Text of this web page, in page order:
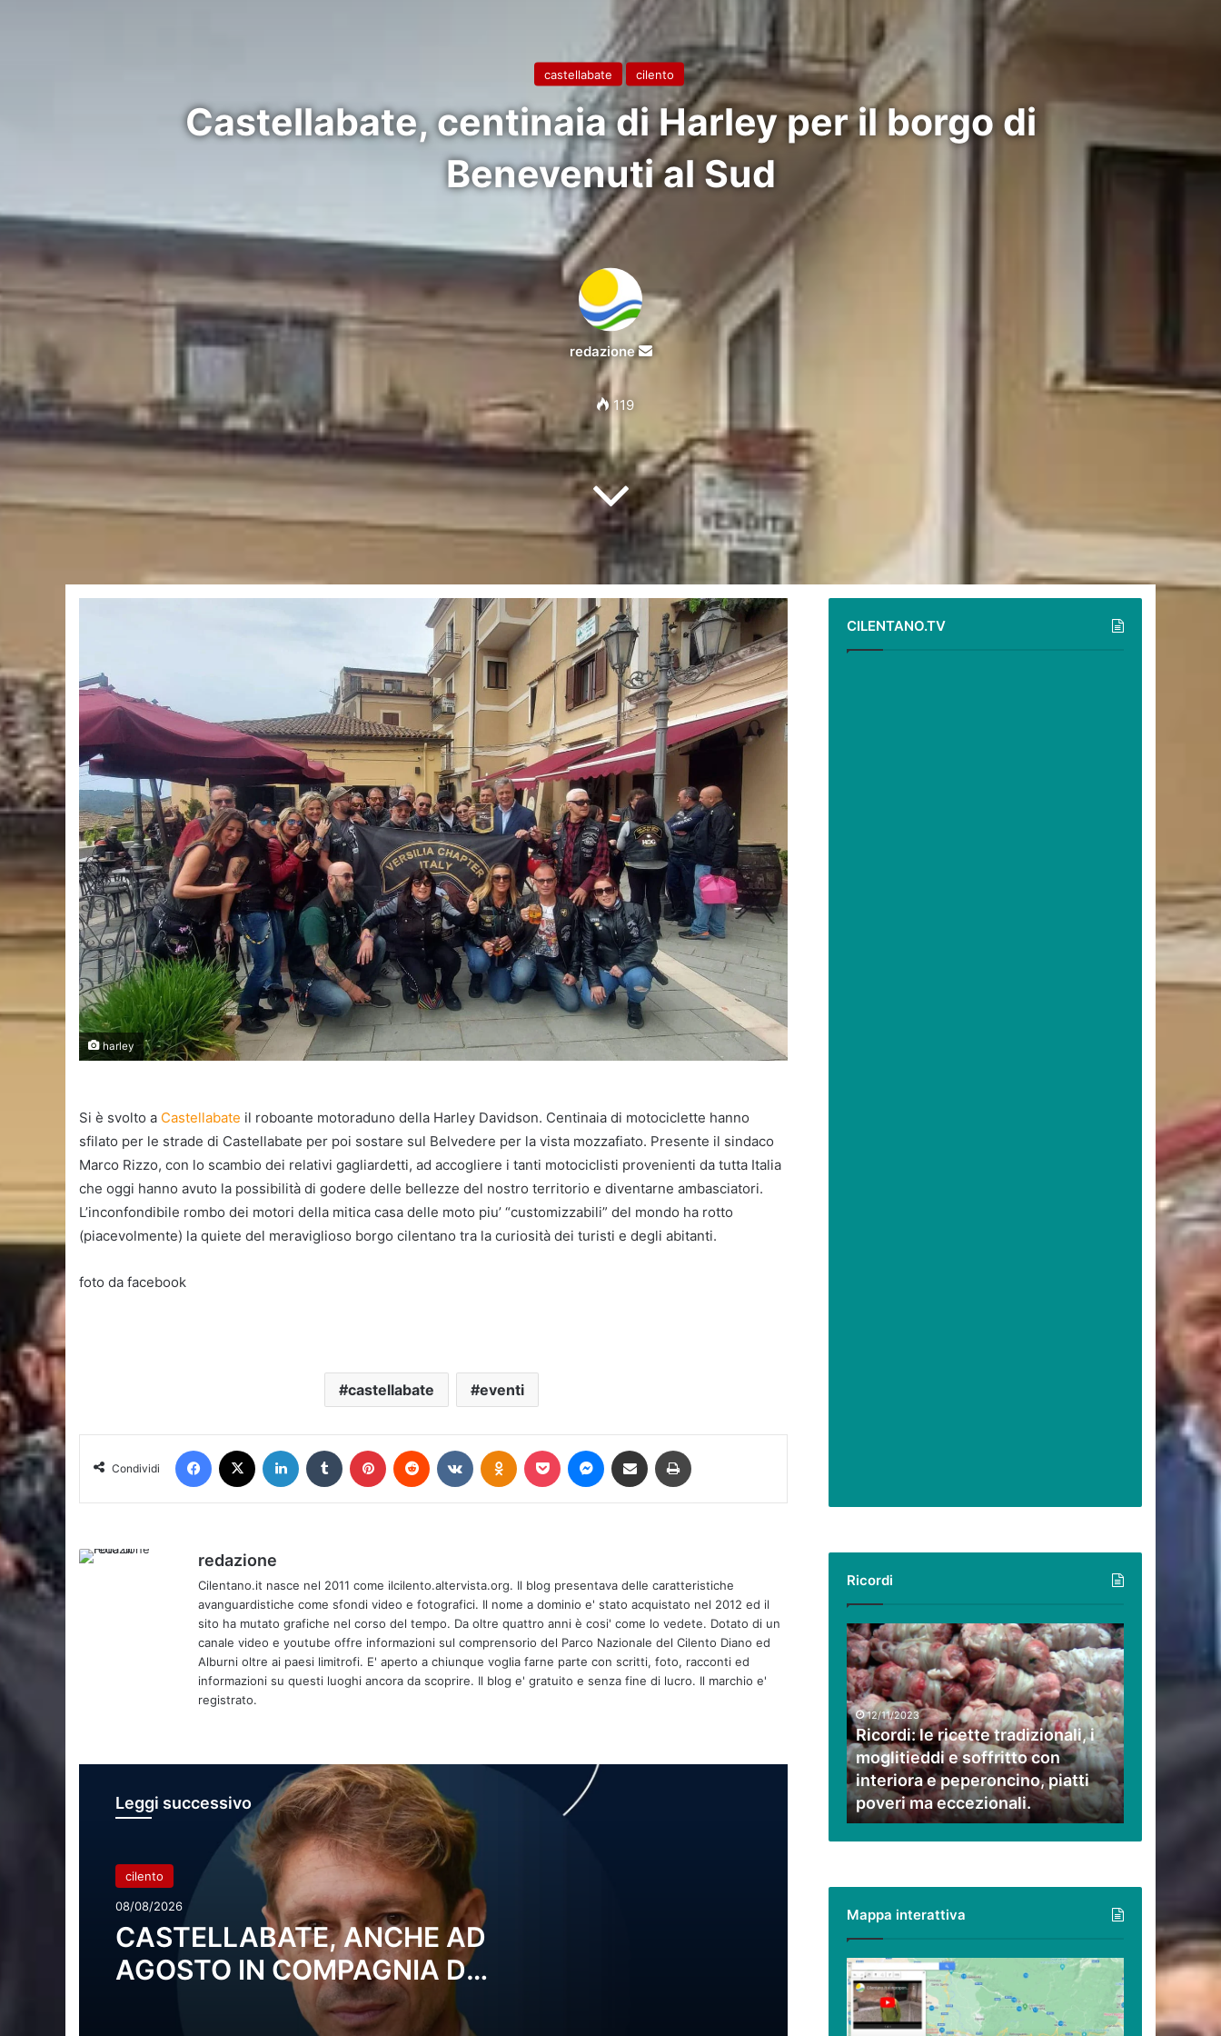
castellabate cilento
Castellabate, centinaia di Harley per il borgo di
Benevenuti al Sud
redazione
Invia
119
harley
Si è svolto a Castellabate il roboante motoraduno della Harley Davidson. Centinaia di motociclette hanno
sfilato per le strade di Castellabate per poi sostare sul Belvedere per la vista mozzafiato. Presente il sindaco
Marco Rizzo, con lo scambio dei relativi gagliardetti, ad accogliere i tanti motociclisti provenienti da tutta Italia
che oggi hanno avuto la possibilità di godere delle bellezze del nostro territorio e diventarne ambasciatori.
L’inconfondibile rombo dei motori della mitica casa delle moto piu’ “customizzabili” del mondo ha rotto
(piacevolmente) la quiete del meraviglioso borgo cilentano tra la curiosità dei turisti e degli abitanti.
foto da facebook
castellabate eventi
Condividi
Facebook LinkedIn Tumblr Pinterest Reddit VKontakteOdnoklassniki
Pocket Messenger
Condividi via mail
redazione
Cilentano.it nasce nel 2011 come ilcilento.altervista.org. Il blog presentava delle caratteristiche
avanguardistiche come sfondi video e fotografici. Il nome a dominio e' stato acquistato nel 2012 ed il
sito ha mutato grafiche nel corso del tempo. Da oltre quattro anni è cosi' come lo vedete. Dotato di un
canale video e youtube offre informazioni sul comprensorio del Parco Nazionale del Cilento Diano ed
Alburni oltre ai paesi limitrofi. E' aperto a chiunque voglia farne parte con scritti, foto, racconti ed
informazioni su questi luoghi ancora da scoprire. Il blog e' gratuito e senza fine di lucro. Il marchio e'
registrato.
Leggi successivo
cilento
08/08/2026
CASTELLABATE, ANCHE AD
AGOSTO IN COMPAGNIA DEI
IN COMPAGNIA DEI SALOTTI DI
“COLTOCIRCUITO”: MARTEDÌ 11
OSPITE L’ATTORE GIORGIO PASOTTI
CASTELLABATE, ATTIVATO IL
SERVIZIO DI GUARDIA MEDICA
TURISTICA PRESSO LA CASA DI
Miss Sud 2026: si parte lunedì 10
CILENTANO.TV
Ricordi
Ricordi:
le
ricette
tradizionali,
i
moglitieddi
e
soffritto
con
interiora
e
peperoncino,
eccezionali.
12/11/2023
Ricordi: le ricette tradizionali, i
moglitieddi e soffritto con
interiora e peperoncino, piatti
poveri ma eccezionali.
Mappa interattiva
Cilento,
Vallo
di
Diano